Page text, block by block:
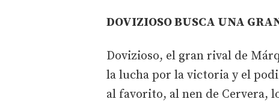
DOVIZIOSO BUSCA UNA
Dovizioso, el gran rival de
la lucha por la victoria y el
al favorito, al nen de Cervera,